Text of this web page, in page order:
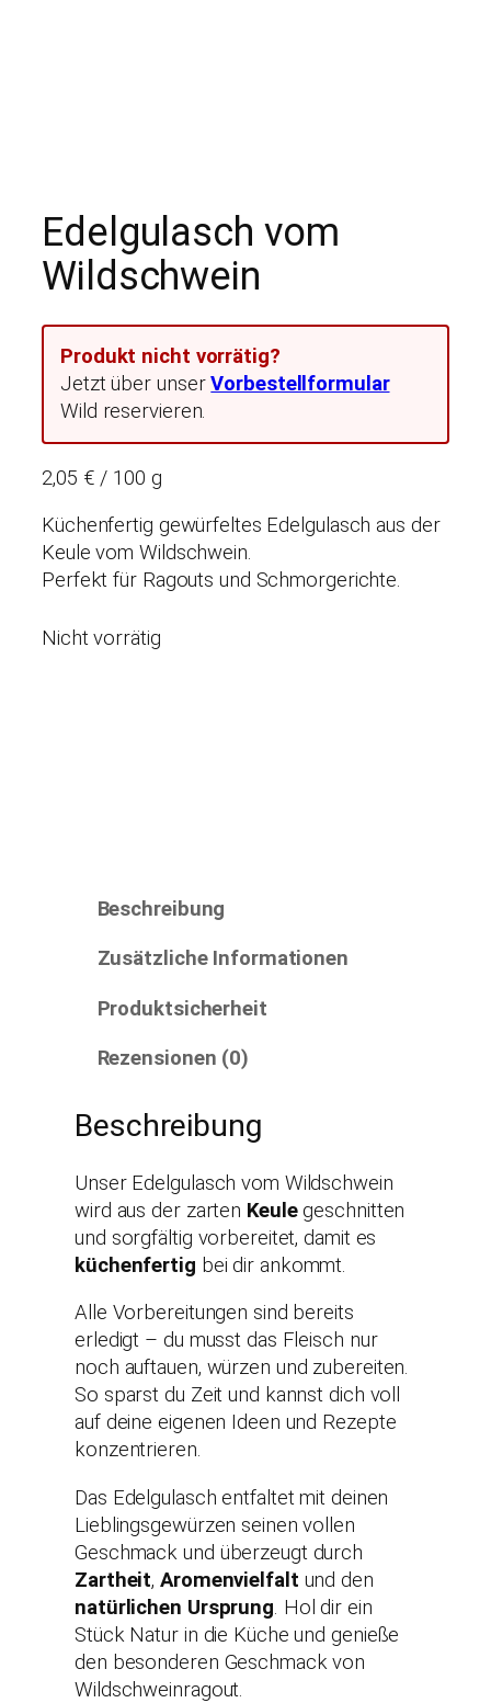
Edelgulasch vom
Wildschwein
Produkt nicht vorrätig?
Jetzt über unserVorbestellformular
Wild reservieren.
2,05 € / 100 g
Küchenfertig gewürfeltes Edelgulasch aus der
Keule vom Wildschwein.
Perfekt für Ragouts und Schmorgerichte.
Nicht vorrätig
Beschreibung
Zusätzliche Informationen
Produktsicherheit
Rezensionen (0)
Beschreibung
Unser Edelgulasch vom Wildschwein
wird aus der zarten Keulegeschnitten
und sorgfältig vorbereitet, damit es
küchenfertig bei dir ankommt.
Alle Vorbereitungen sind bereits
erledigt – du musst das Fleisch nur
noch auftauen, würzen und zubereiten.
So sparst du Zeit und kannst dich voll
auf deine eigenen Ideen und Rezepte
konzentrieren.
Das Edelgulasch entfaltet mit deinen
Lieblingsgewürzen seinen vollen
Geschmack und überzeugt durch
Zartheit,Aromenvielfalt und den
natürlichen Ursprung. Hol dir ein
Stück Natur in die Küche und genieße
den besonderen Geschmack von
Wildschweinragout.